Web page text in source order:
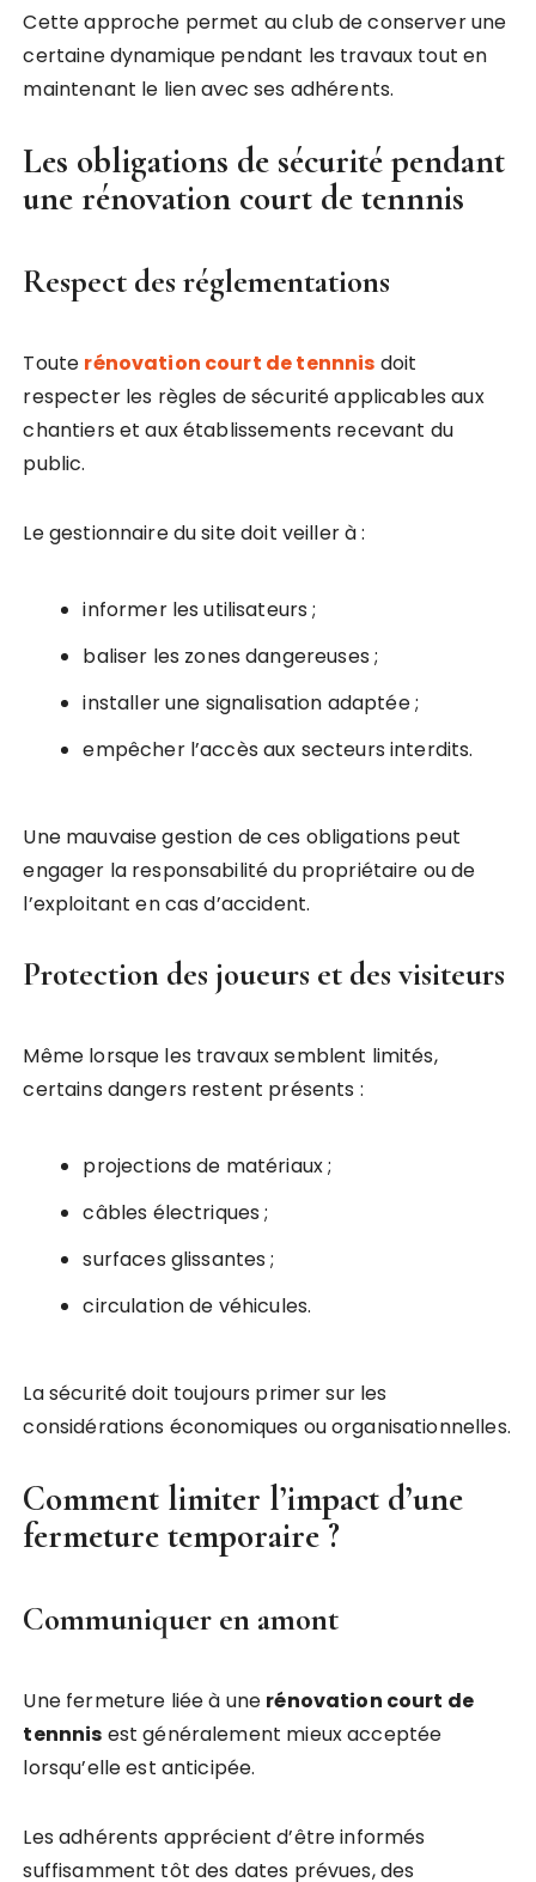
Cette approche permet au club de conserver une
certaine dynamique pendant les travaux tout en
maintenant le lien avec ses adhérents.
Les obligations de sécurité pendant
une rénovation court de tennnis
Respect des réglementations
Toute rénovation court de tennnis doit
respecter les règles de sécurité applicables aux
chantiers et aux établissements recevant du
public.
Le gestionnaire du site doit veiller à :
informer les utilisateurs ;
baliser les zones dangereuses ;
installer une signalisation adaptée ;
empêcher l’accès aux secteurs interdits.
Une mauvaise gestion de ces obligations peut
engager la responsabilité du propriétaire ou de
l’exploitant en cas d’accident.
Protection des joueurs et des visiteurs
Même lorsque les travaux semblent limités,
certains dangers restent présents :
projections de matériaux ;
câbles électriques ;
surfaces glissantes ;
circulation de véhicules.
La sécurité doit toujours primer sur les
considérations économiques ou organisationnelles.
Comment limiter l’impact d’une
fermeture temporaire ?
Communiquer en amont
Une fermeture liée à une rénovation court de
tennnis est généralement mieux acceptée
lorsqu’elle est anticipée.
Les adhérents apprécient d’être informés
suffisamment tôt des dates prévues, des